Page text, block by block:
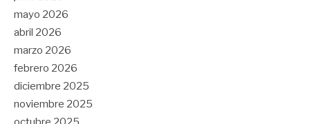
mayo 2026
abril 2026
marzo 2026
febrero 2026
diciembre 2025
noviembre 2025